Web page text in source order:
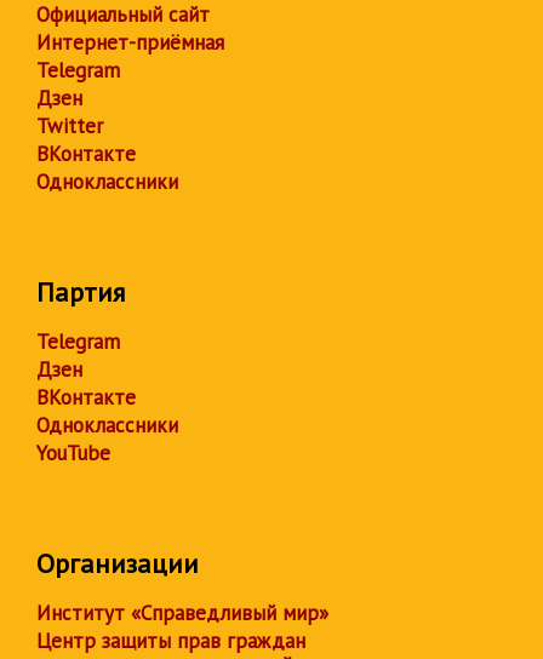
Официальный сайт
Интернет-приёмная
Telegram
Дзен
Twitter
ВКонтакте
Одноклассники
Партия
Telegram
Дзен
ВКонтакте
Одноклассники
YouTube
Организации
Институт «Справедливый мир»
Центр защиты прав граждан